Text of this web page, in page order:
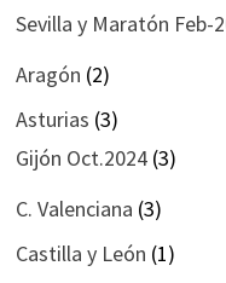
Sevilla y Maratón Feb-
Aragón (2)
Asturias (3)
Gijón Oct.2024(3)
C. Valenciana (3)
Castilla y León (1)